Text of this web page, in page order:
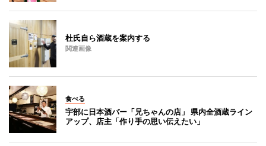
杜氏自ら酒蔵を案内する
関連画像
食べる
宇部に日本酒バー「兄ちゃんの店」 県内全酒蔵ライン
アップ、店主「作り手の思い伝えたい」